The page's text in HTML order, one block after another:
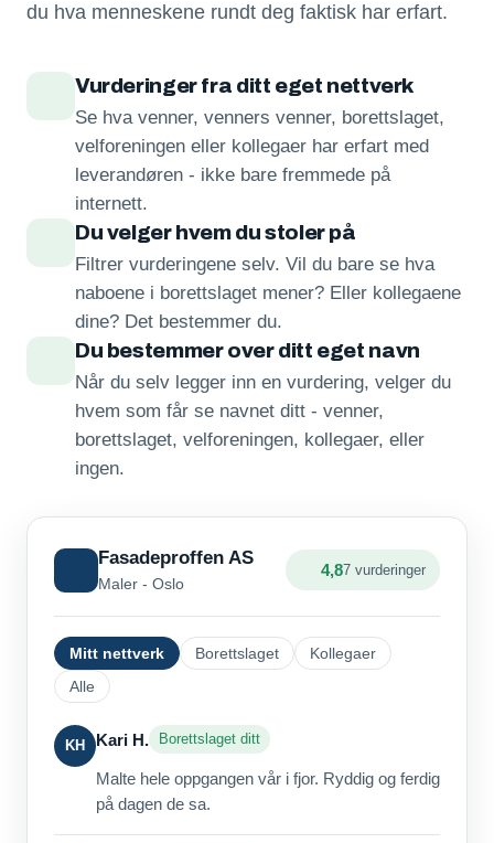
du hva menneskene rundt deg faktisk har erfart.
Vurderinger fra ditt eget nettverk
Se hva venner, venners venner, borettslaget,
velforeningen eller kollegaer har erfart med
leverandøren - ikke bare fremmede på
internett.
Du velger hvem du stoler på
Filtrer vurderingene selv. Vil du bare se hva
naboene i borettslaget mener? Eller kollegaene
dine? Det bestemmer du.
Du bestemmer over ditt eget navn
Når du selv legger inn en vurdering, velger du
hvem som får se navnet ditt - venner,
borettslaget, velforeningen, kollegaer, eller
ingen.
Fasadeproffen AS
Maler - Oslo
4,87 vurderinger
Mitt nettverk Borettslaget
Kollegaer
Alle
KH Kari H. Borettslaget ditt
Malte hele oppgangen vår i fjor. Ryddig og ferdig
på dagen de sa.